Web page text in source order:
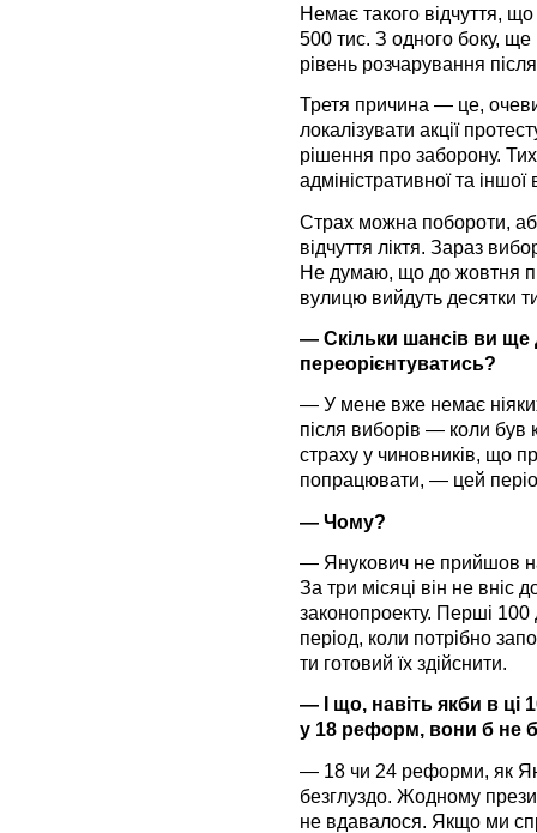
Немає такого відчуття,
500 тис. З одного боку, ще
рівень розчарування
Третя причина — це,
локалізувати акції
рішення про заборону.
адміністративної та іншої
Страх можна побороти,
відчуття ліктя. Зараз
Не думаю, що до жовтня
вулицю вийдуть десятки
— Скільки шансів ви ще
переорієнтуватись?
— У мене вже немає
після виборів — коли був
страху у чиновників, що
попрацювати, — цей
— Чому?
— Янукович не прийшов
За три місяці він не вніс
законопроекту. Перші
період, коли потрібно
ти готовий їх здійснити.
— І що, навіть якби в ці
у 18 реформ, вони б не
— 18 чи 24 реформи, як
безглуздо. Жодному
не вдавалося. Якщо ми